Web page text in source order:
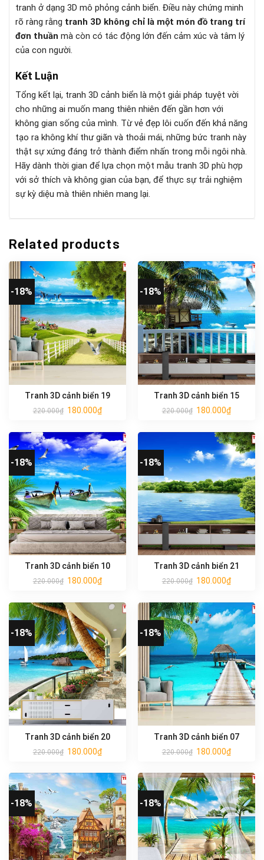
tranh ở dạng 3D mô phỏng cảnh biển. Điều này chứng minh
rõ ràng rằng tranh 3D không chỉ là một món đồ trang trí
đơn thuần mà còn có tác động lớn đến cảm xúc và tâm lý
của con người.
Kết Luận
Tổng kết lại, tranh 3D cảnh biển là một giải pháp tuyệt vời
cho những ai muốn mang thiên nhiên đến gần hơn với
không gian sống của mình. Từ vẻ đẹp lôi cuốn đến khả năng
tạo ra không khí thư giãn và thoải mái, những bức tranh này
thật sự xứng đáng trở thành điểm nhấn trong mỗi ngôi nhà.
Hãy dành thời gian để lựa chọn một mẫu tranh 3D phù hợp
với sở thích và không gian của bạn, để thực sự trải nghiệm
sự kỳ diệu mà thiên nhiên mang lại.
Related products
-18%
Tranh 3D cảnh biển 19
220.000₫ 180.000₫
-18%
Tranh 3D cảnh biển 15
220.000₫ 180.000₫
-18%
Tranh 3D cảnh biển 10
220.000₫ 180.000₫
-18%
Tranh 3D cảnh biển 21
220.000₫ 180.000₫
-18%
Tranh 3D cảnh biển 20
220.000₫ 180.000₫
-18%
Tranh 3D cảnh biển 07
220.000₫ 180.000₫
-18% -18%